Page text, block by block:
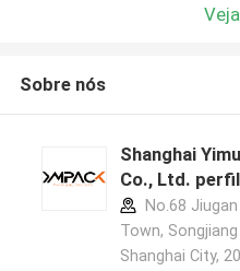
Sobre nós
Shanghai
Co., Ltd.
No.68
Town,
Shanghai City,